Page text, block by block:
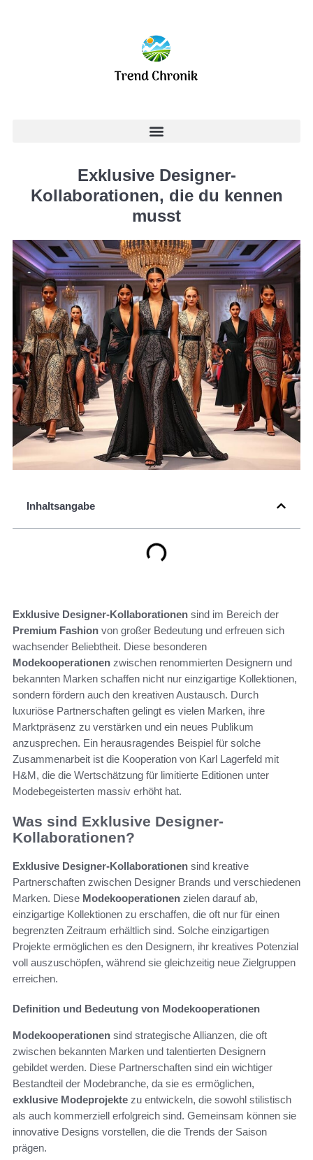
Exklusive Designer-
Kollaborationen, die du kennen
musst
Inhaltsangabe
Exklusive Designer-Kollaborationen sind im Bereich der
Premium Fashion von großer Bedeutung und erfreuen sich
wachsender Beliebtheit. Diese besonderen
Modekooperationen zwischen renommierten Designern und
bekannten Marken schaffen nicht nur einzigartige Kollektionen,
sondern fördern auch den kreativen Austausch. Durch
luxuriöse Partnerschaften gelingt es vielen Marken, ihre
Marktpräsenz zu verstärken und ein neues Publikum
anzusprechen. Ein herausragendes Beispiel für solche
Zusammenarbeit ist die Kooperation von Karl Lagerfeld mit
H&M, die die Wertschätzung für limitierte Editionen unter
Modebegeisterten massiv erhöht hat.
Was sind Exklusive Designer-
Kollaborationen?
Exklusive Designer-Kollaborationen sind kreative
Partnerschaften zwischen Designer Brands und verschiedenen
Marken. Diese Modekooperationen zielen darauf ab,
einzigartige Kollektionen zu erschaffen, die oft nur für einen
begrenzten Zeitraum erhältlich sind. Solche einzigartigen
Projekte ermöglichen es den Designern, ihr kreatives Potenzial
voll auszuschöpfen, während sie gleichzeitig neue Zielgruppen
erreichen.
Definition und Bedeutung von Modekooperationen
Modekooperationen sind strategische Allianzen, die oft
zwischen bekannten Marken und talentierten Designern
gebildet werden. Diese Partnerschaften sind ein wichtiger
Bestandteil der Modebranche, da sie es ermöglichen,
exklusive Modeprojekte zu entwickeln, die sowohl stilistisch
als auch kommerziell erfolgreich sind. Gemeinsam können sie
innovative Designs vorstellen, die die Trends der Saison
prägen.